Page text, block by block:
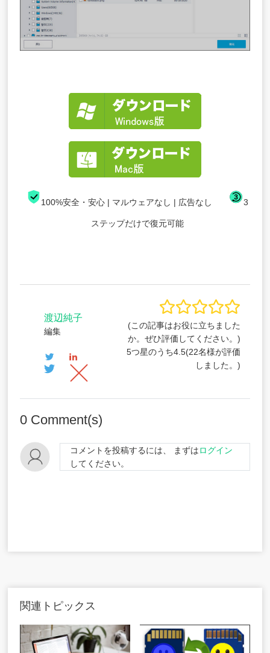
100%安全・安心 | マルウェアなし | 広告なし 3
ステップだけで復元可能
渡辺純子
編集
(この記事はお役に立ちました
か。ぜひ評価してください。)
5つ星のうち4.5(22名様が評価
しました。)
0 Comment(s)
コメントを投稿するには、 まずはログイン
してください。
関連トピックス